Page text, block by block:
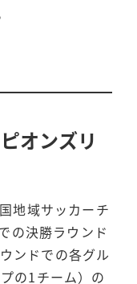
オンズリ
地域サッカーチ
の決勝ラウンド
ンドでの各グル
の1チーム）の